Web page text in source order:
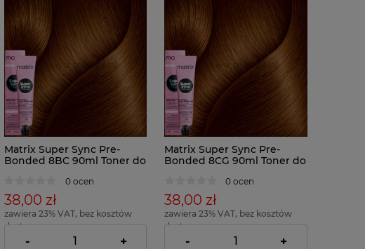
Matrix Super Sync Pre-
Bonded 8BC 90ml Toner do
0 ocen
38,00 zł
zawiera 23% VAT, bez kosztów
dostawy
( 1 x 100ml = 42,22 zł )
- +
Matrix Super Sync Pre-
Bonded 8CG 90ml Toner do
0 ocen
38,00 zł
zawiera 23% VAT, bez kosztów
dostawy
( 1 x 100ml = 42,22 zł )
- +